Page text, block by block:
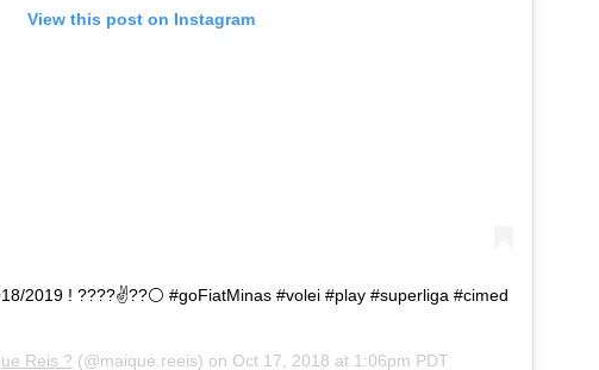
View this post on Instagram
2019 ! ????✌??⚪️ #goFiatMinas #volei #play #superliga #cimed
Reis ? (@maique.reeis) on Oct 17, 2018 at 1:06pm PDT